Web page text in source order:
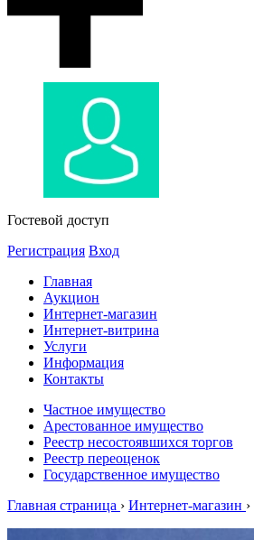
Гостевой доступ
Регистрация Вход
Главная
Аукцион
Интернет-магазин
Интернет-витрина
Услуги
Информация
Контакты
Частное имущество
Арестованное имущество
Реестр несостоявшихся торгов
Реестр переоценок
Государственное имущество
Главная страница › Интернет-магазин ›